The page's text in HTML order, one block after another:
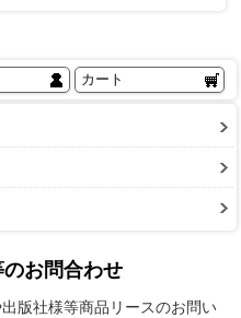
カート
お問合わせ
版社様等商品リースのお問い